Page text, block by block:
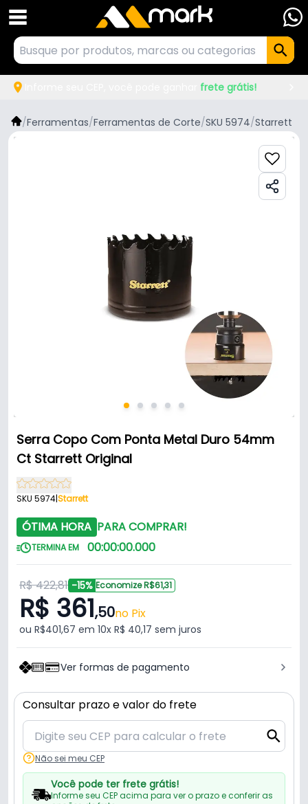
frete grátis!
/Ferramentas/Ferramentas de Corte/SKU 5974/Starrett
Serra Copo Com Ponta Metal Duro 54mm
Ct Starrett Original
SKU 5974|Starrett
ÓTIMA HORA PARA COMPRAR!
TERMINA EM 00:00:00.000
R$ 422,81 -15% Economize R$61,31
R$ 361,50no Pix
ou R$401,67 em 10x R$ 40,17 sem juros
Ver formas de pagamento
Consultar prazo e valor do frete
Não sei meu CEP
Você pode ter frete grátis!
Informe seu CEP acima para ver o prazo e conferir as